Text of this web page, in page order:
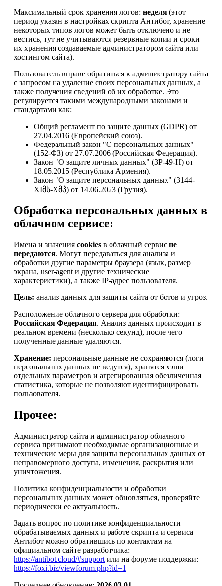
Максимальный срок хранения логов: неделя (этот
период указан в настройках скрипта Антибот, хранение
некоторых типов логов может быть отключено и не
вестись, тут не учитываются резервные копии и сроки
их хранения создаваемые администратором сайта или
хостингом сайта).
Пользователь вправе обратиться к администратору сайта
с запросом на удаление своих персональных данных, а
также получения сведений об их обработке. Это
регулируется такими международными законами и
стандартами как:
Общий регламент по защите данных (GDPR) от
27.04.2016 (Европейский союз).
Федеральный закон "О персональных данных"
(152-ФЗ) от 27.07.2006 (Российская Федерация).
Закон "О защите личных данных" (ЗР-49-Н) от
18.05.2015 (Республика Армения).
Закон "О защите персональных данных" (3144-
XIმს-Xმპ) от 14.06.2023 (Грузия).
Обработка персональных данных в
облачном сервисе:
Имена и значения cookies в облачный сервис не
передаются. Могут передаваться для анализа и
обработки другие параметры браузера (язык, размер
экрана, user-agent и другие технические
характеристики), а также IP-адрес пользователя.
Цель: анализ данных для защиты сайта от ботов и угроз.
Расположение облачного сервера для обработки:
Российская Федерация. Анализ данных происходит в
реальном времени (несколько секунд), после чего
полученные данные удаляются.
Хранение: персональные данные не сохраняются (логи
персональных данных не ведутся), хранятся хэши
отдельных параметров и агрегированная обезличенная
статистика, которые не позволяют идентифицировать
пользователя.
Прочее:
Администратор сайта и администратор облачного
сервиса принимают необходимые организационные и
технические меры для защиты персональных данных от
неправомерного доступа, изменения, раскрытия или
уничтожения.
Политика конфиденциальности и обработки
персональных данных может обновляться, проверяйте
периодически ее актуальность.
Задать вопрос по политике конфиденциальности
обрабатываемых данных и работе скрипта и сервиса
Антибот можно обратившись по контактам на
официальном сайте разработчика:
https://antibot.cloud/#support или на форуме поддержки:
https://foxi.biz/viewforum.php?id=1